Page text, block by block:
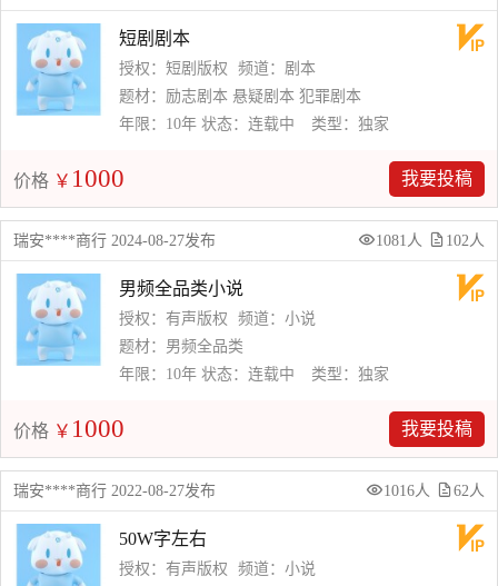
短剧剧本
授权：短剧版权
频道：剧本
题材：励志剧本 悬疑剧本 犯罪剧本
年限：10年 状态：连载中 类型：独家
价格 ￥ 1000 我要投稿
瑞安****商行 2024-08-27发布 1081人 102人
男频全品类小说
授权：有声版权
频道：小说
题材：男频全品类
年限：10年 状态：连载中 类型：独家
价格 ￥ 1000 我要投稿
瑞安****商行 2022-08-27发布 1016人 62人
50W字左右
授权：有声版权
频道：小说